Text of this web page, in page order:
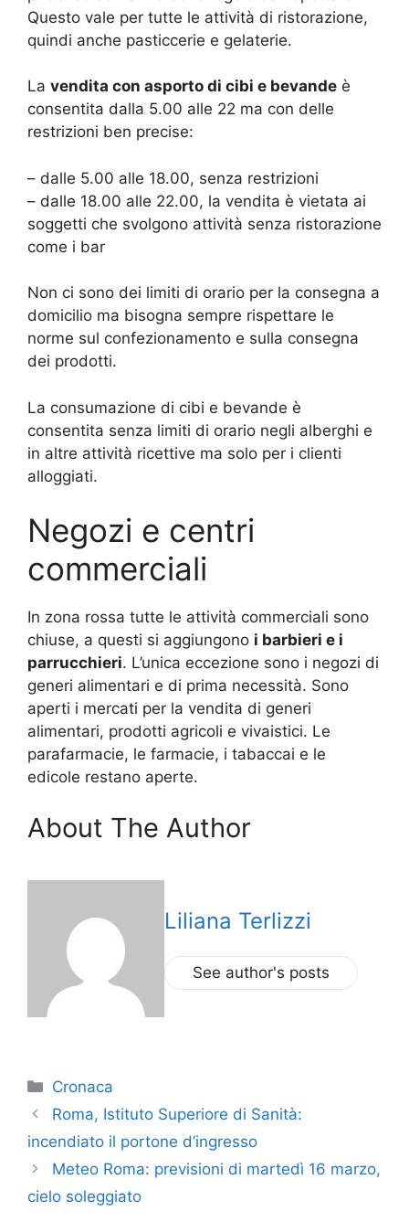
Questo vale per tutte le attività di ristorazione,
quindi anche pasticcerie e gelaterie.
La vendita con asporto di cibi e bevande è
consentita dalla 5.00 alle 22 ma con delle
restrizioni ben precise:
– dalle 5.00 alle 18.00, senza restrizioni
– dalle 18.00 alle 22.00, la vendita è vietata ai
soggetti che svolgono attività senza ristorazione
come i bar
Non ci sono dei limiti di orario per la consegna a
domicilio ma bisogna sempre rispettare le
norme sul confezionamento e sulla consegna
dei prodotti.
La consumazione di cibi e bevande è
consentita senza limiti di orario negli alberghi e
in altre attività ricettive ma solo per i clienti
alloggiati.
Negozi e centri
commerciali
In zona rossa tutte le attività commerciali sono
chiuse, a questi si aggiungono i barbieri e i
parrucchieri. L’unica eccezione sono i negozi di
generi alimentari e di prima necessità. Sono
aperti i mercati per la vendita di generi
alimentari, prodotti agricoli e vivaistici. Le
parafarmacie, le farmacie, i tabaccai e le
edicole restano aperte.
About The Author
Liliana Terlizzi
See author's posts
Categorie
Cronaca
Roma, Istituto Superiore di Sanità:
incendiato il portone d’ingresso
Meteo Roma: previsioni di martedì 16 marzo,
cielo soleggiato